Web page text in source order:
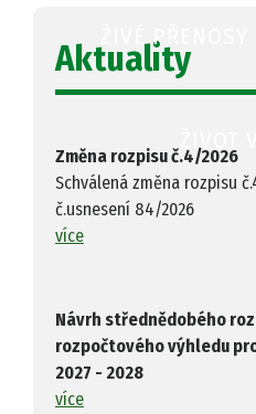
ŽIVÉ PŘENOSY
ŽIVOT
Aktuality
Změna rozpisu č.4/2026
Schválená změna rozpisu
č.usnesení 84/2026
více
Návrh střednědobého
rozpočtového výhledu
2027 - 2028
více